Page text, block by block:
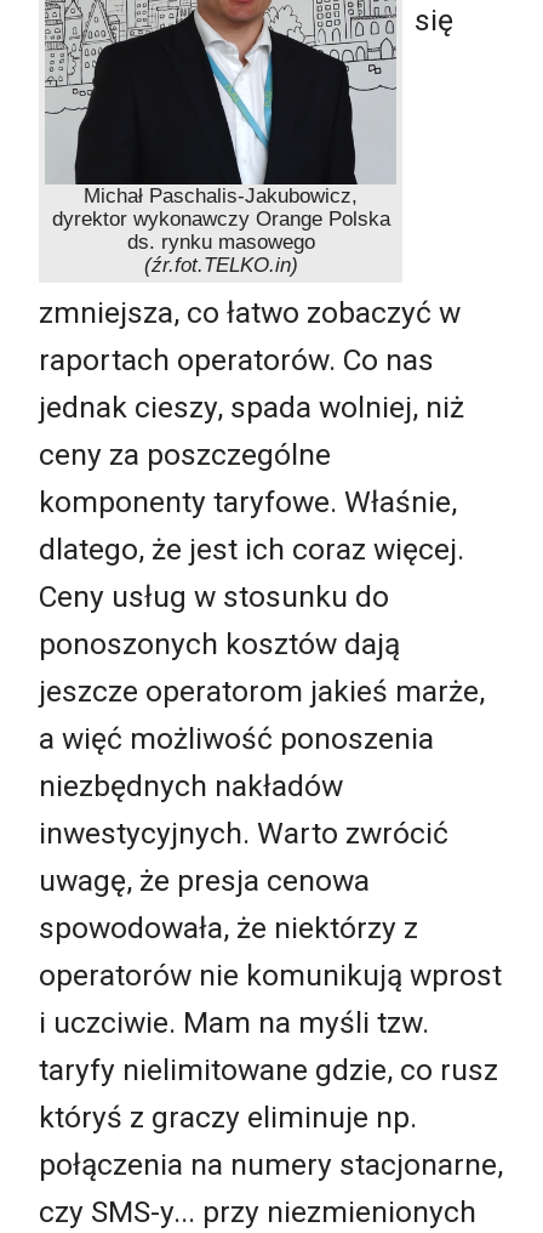
Michał Paschalis-Jakubowicz,
dyrektor wykonawczy Orange Polska
ds. rynku masowego
(źr.fot.TELKO.in)
się
zmniejsza, co łatwo zobaczyć w
raportach operatorów. Co nas
jednak cieszy, spada wolniej, niż
ceny za poszczególne
komponenty taryfowe. Właśnie,
dlatego, że jest ich coraz więcej.
Ceny usług w stosunku do
ponoszonych kosztów dają
jeszcze operatorom jakieś marże,
a więć możliwość ponoszenia
niezbędnych nakładów
inwestycyjnych. Warto zwrócić
uwagę, że presja cenowa
spowodowała, że niektórzy z
operatorów nie komunikują wprost
i uczciwie. Mam na myśli tzw.
taryfy nielimitowane gdzie, co rusz
któryś z graczy eliminuje np.
połączenia na numery stacjonarne,
czy SMS-y... przy niezmienionych